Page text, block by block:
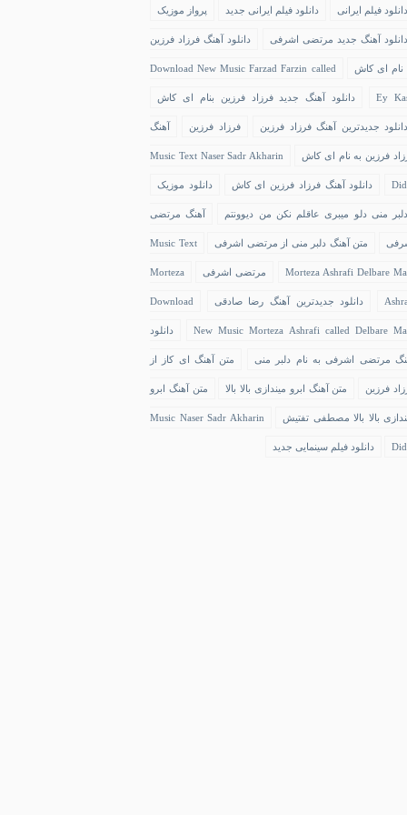
دانلود فیلم ایرانی دانلود فیلم ایرانی جدید پرواز موزیک
دانلود آهنگ جدید مرتضی اشرفی دانلود آهنگ فرزاد فرزین
نام ای کاش Download New Music Farzad Farzin called
Ey دانلود آهنگ جدید فرزاد فرزین بنام ای کاش
دانلود جدیدترین آهنگ فرزاد فرزین فرزاد فرزین آهنگ
فرزین به نام ای کاش Music Text Naser Sadr Akharin
دانلود آهنگ فرزاد فرزین ای کاش دانلود موزیک
دلبر منی دلو میبری عاقلم نکن من دیوونتم آهنگ مرتضی
متن آهنگ دلبر منی از مرتضی اشرفی Music Text
Morteza Ashrafi Delbare مرتضی اشرفی Morteza
دانلود جدیدترین آهنگ رضا صادقی Download
New Music Morteza Ashrafi called Delbare دانلود
مرتضی اشرفی به نام دلبر منی متن آهنگ ای کاز از
فرزین متن آهنگ ابرو میندازی بالا بالا متن آهنگ ابرو
بالا بالا مصطفی تفتیش Music Naser Sadr Akharin
دانلود فیلم سینمایی جدید